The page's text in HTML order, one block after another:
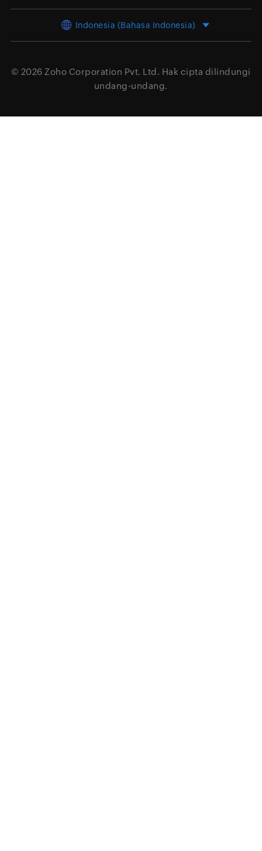
Indonesia (Bahasa Indonesia)
© 2026 Zoho Corporation Pvt. Ltd. Hak cipta dilindungi
undang-undang.